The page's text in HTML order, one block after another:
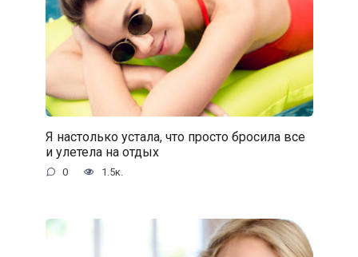
Я настолько устала, что просто бросила все
и улетела на отдых
0 1.5к.